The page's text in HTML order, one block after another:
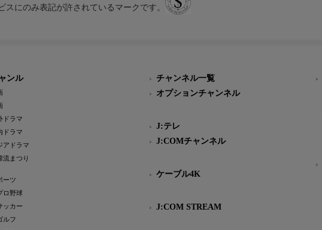
スにのみ表記が許されているマークです。
ンル
ドラマ
ドラマ
アドラマ
流まつり
ーツ
ロ野球
ッカー
ルフ
チャンネル一覧
オプションチャンネル
J:テレ
J:COMチャンネル
ケーブル4K
J:COM STREAM